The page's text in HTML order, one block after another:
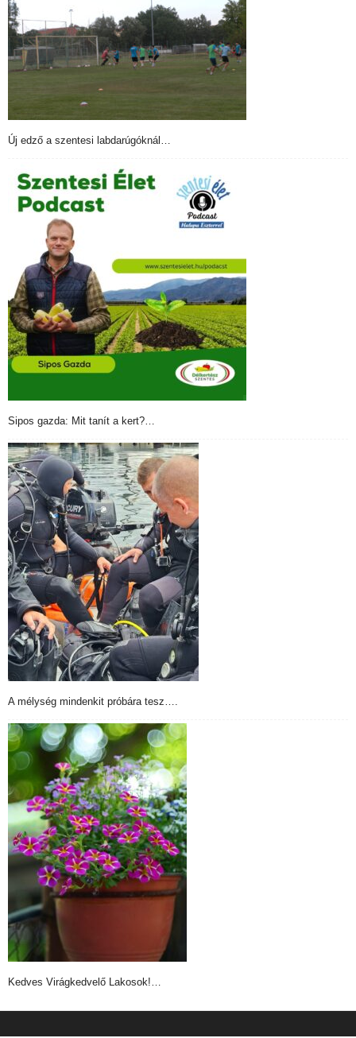
Új edző a szentesi labdarúgóknál…
Sipos gazda: Mit tanít a kert?…
A mélység mindenkit próbára tesz….
Kedves Virágkedvelő Lakosok!…